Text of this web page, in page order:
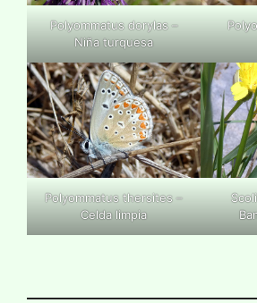
Polyommatus dorylas –
Niña turquesa
Polyommatus thersites –
Celda limpia